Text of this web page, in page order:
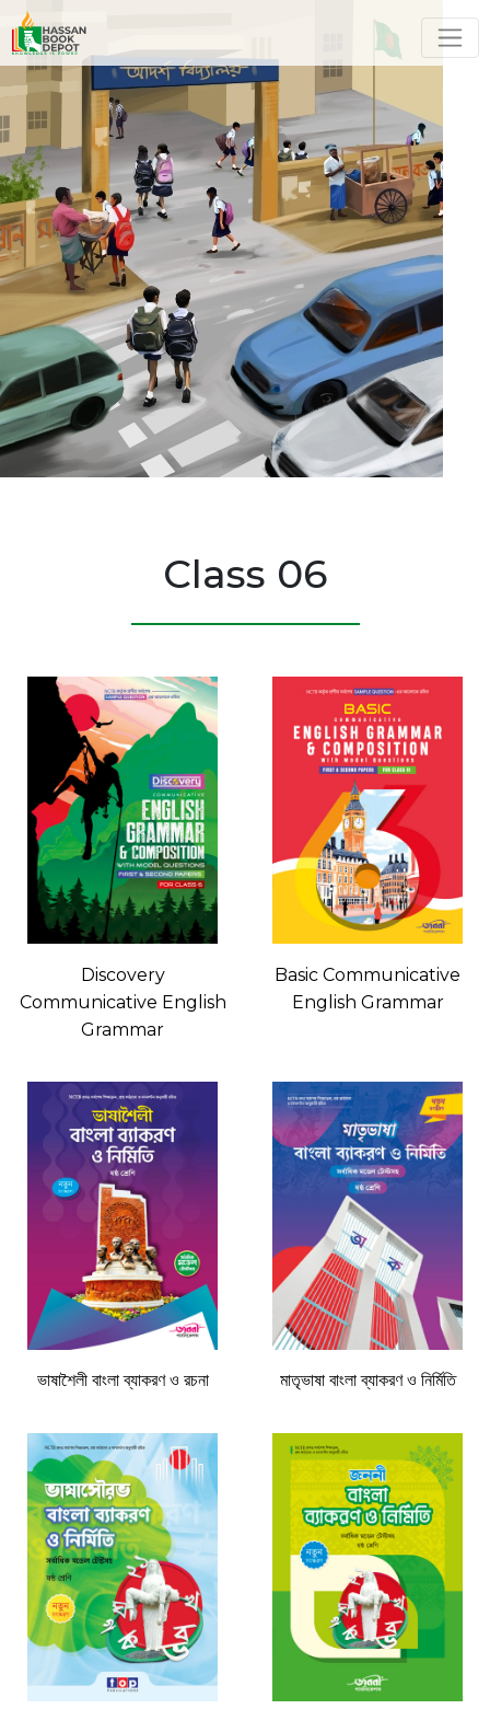
Class 06
Discovery
Communicative English
Grammar
Basic Communicative
English Grammar
ভাষাশৈলী বাংলা ব্যাকরণ ও রচনা মাতৃভাষা বাংলা ব্যাকরণ ও নির্মিতি